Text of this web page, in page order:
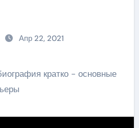
Апр 22, 2021